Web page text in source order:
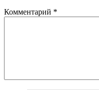
Комментарий *